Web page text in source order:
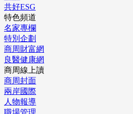
共好ESG
特色頻道
名家專欄
特別企劃
商周財富網
良醫健康網
商周線上讀
商周封面
兩岸國際
人物報導
職場管理